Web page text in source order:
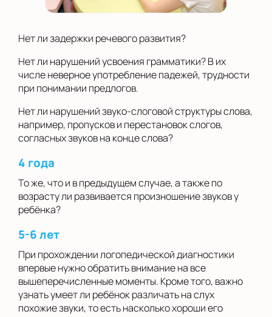
Нет ли задержки речевого развития?
Нет ли нарушений усвоения грамматики? В их
числе неверное употребление падежей, трудности
при понимании предлогов.
Нет ли нарушений звуко-слоговой структуры слова,
например, пропусков и перестановок слогов,
согласных звуков на конце слова?
4 года
То же, что и в предыдущем случае, а также по
возрасту ли развивается произношение звуков у
ребёнка?
5-6 лет
При прохождении логопедической диагностики
впервые нужно обратить внимание на все
вышеперечисленные моменты. Кроме того, важно
узнать умеет ли ребёнок различать на слух
похожие звуки, то есть насколько хороши его